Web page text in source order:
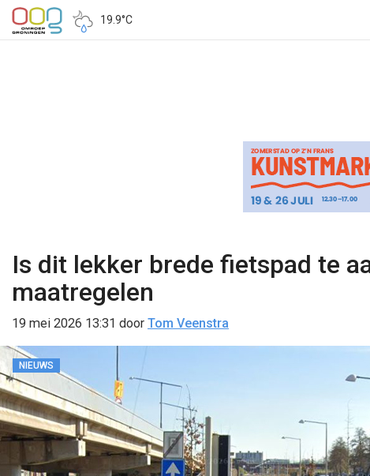
19.9°C
Is dit lekker brede fietspad te
maatregelen
19 mei 2026 13:31 door Tom Veenstra
NIEUWS